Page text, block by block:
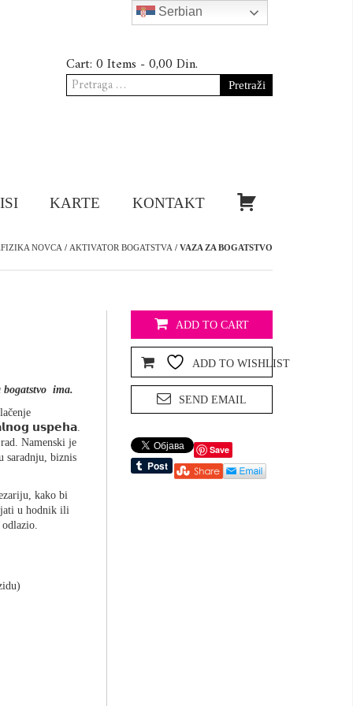
Cart: 0 Items -0,00 Din.
Pretraga
za:
KARTE KONTAKT
NOVCA / AKTIVATOR BOGATSTVA / VAZA ZA BOGATSTVO
bogatstvo ima.
𝘂𝘀𝗽𝗲𝗵𝗮.
Namenski je
saradnju, biznis
kako bi
u hodnik ili
ADD TO CART
ADD TO WISHLIST
SEND EMAIL
Save
Serbian